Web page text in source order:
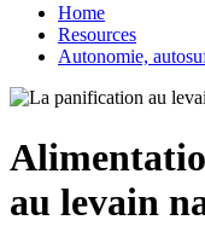
Home
Resources
Autonomie,
au levain